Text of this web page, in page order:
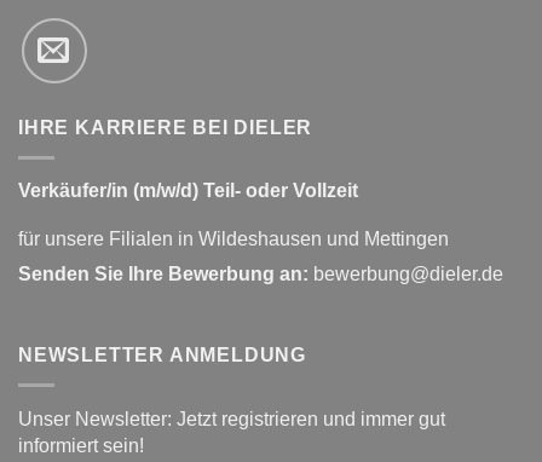
IHRE KARRIERE BEI DIELER
Verkäufer/in (m/w/d) Teil- oder Vollzeit
für unsere Filialen in Wildeshausen und Mettingen
Senden Sie Ihre Bewerbung an: bewerbung@dieler.de
NEWSLETTER ANMELDUNG
Unser Newsletter: Jetzt registrieren und immer gut
informiert sein!